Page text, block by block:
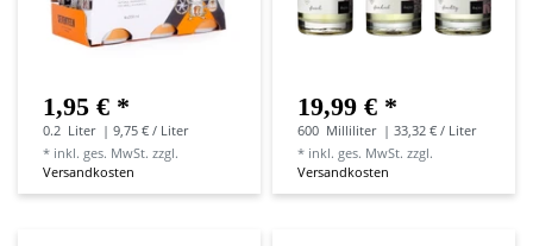
1,95 € *
0.2 Liter | 9,75 € / Liter
* inkl. ges. MwSt. zzgl.
Versandkosten
19,99 € *
600 Milliliter | 33,32 € / Liter
* inkl. ges. MwSt. zzgl.
Versandkosten